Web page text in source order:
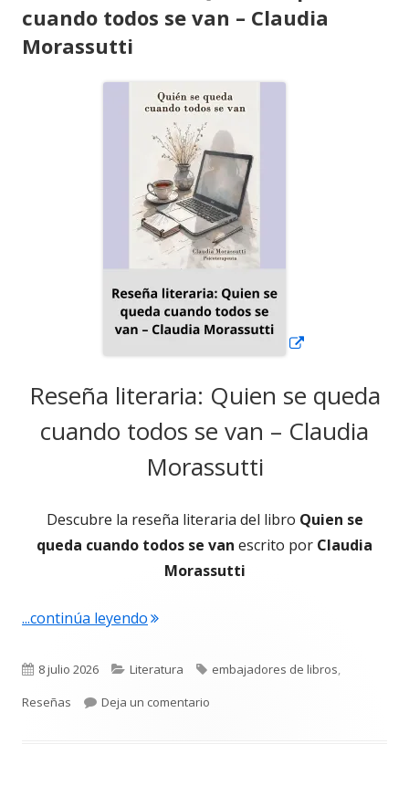
cuando todos se van – Claudia
Morassutti
Reseña literaria: Quien se queda
cuando todos se van – Claudia
Morassutti
Descubre la reseña literaria del libro Quien se
queda cuando todos se van escrito por Claudia
Morassutti
...continúa leyendo"Reseña literaria: Quien se queda
Publicado
el
8 julio 2026 Categorías
Literatura Etiquetas
embajadores de libros,
Reseñas
Deja un comentario